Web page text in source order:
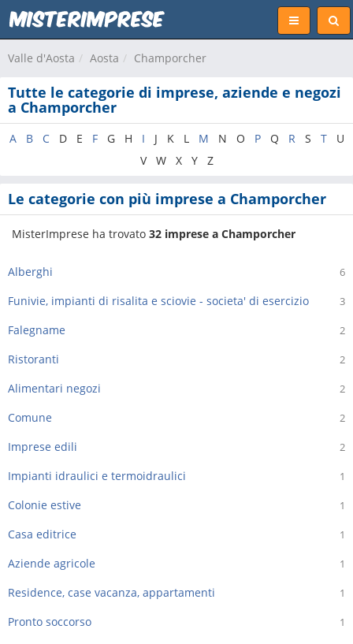
Valle d'Aosta Aosta Champorcher
Tutte le categorie di imprese, aziende e negozi
a Champorcher
A B C D E F G H I J K L M N O P Q R S T
U
V
W X Y Z
Le categorie con più imprese a Champorcher
MisterImprese ha trovato 32 imprese a Champorcher
6
Alberghi
3
Funivie, impianti di risalita e sciovie - societa' di esercizio
2
Falegname
2
Ristoranti
2
Alimentari negozi
2
Comune
2
Imprese edili
1
Impianti idraulici e termoidraulici
1
Colonie estive
1
Casa editrice
1
Aziende agricole
1
Residence, case vacanza, appartamenti
1
Pronto soccorso